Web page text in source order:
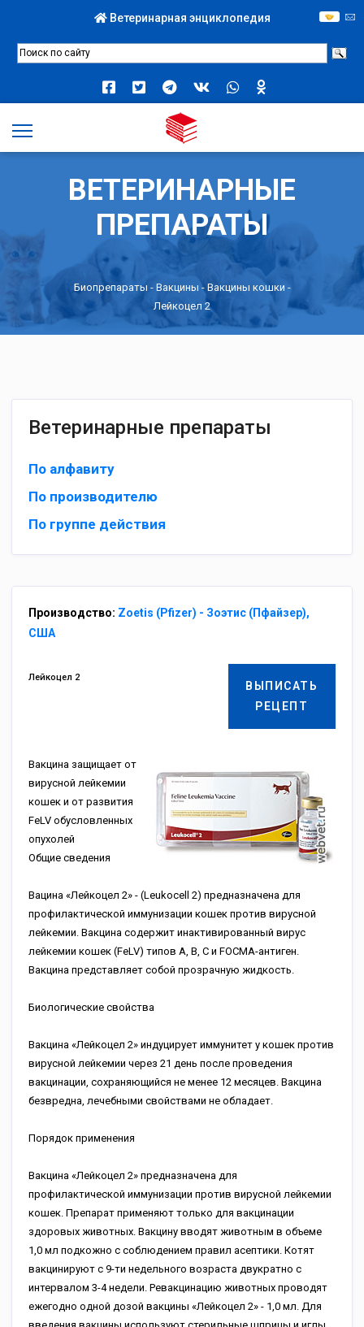
Ветеринарная энциклопедия
ВЕТЕРИНАРНЫЕ
ПРЕПАРАТЫ
Биопрепараты - Вакцины - Вакцины кошки -
Лейкоцел 2
Ветеринарные препараты
По алфавиту
По производителю
По группе действия
Производство: Zoetis (Pfizer) - Зоэтис (Пфайзер),
США
ВЫПИСАТЬ
РЕЦЕПТ
Лейкоцел 2
Вакцина защищает от
вирусной лейкемии
кошек и от развития
FeLV обусловленных
опухолей
Общие сведения
Вацина «Лейкоцел 2» - (Leukocell 2) предназначена для
профилактической иммунизации кошек против вирусной
лейкемии. Вакцина содержит инактивированный вирус
лейкемии кошек (FeLV) типов А, В, С и FOCMA-антиген.
Вакцина представляет собой прозрачную жидкость.
Биологические свойства
Вакцина «Лейкоцел 2» индуцирует иммунитет у кошек против
вирусной лейкемии через 21 день после проведения
вакцинации, сохраняющийся не менее 12 месяцев. Вакцина
безвредна, лечебными свойствами не обладает.
Порядок применения
Вакцина «Лейкоцел 2» предназначена для
профилактической иммунизации против вирусной лейкемии
кошек. Препарат применяют только для вакцинации
здоровых животных. Вакцину вводят животным в объеме
1,0 мл подкожно с соблюдением правил асептики. Котят
вакцинируют с 9-ти недельного возраста двукратно с
интервалом 3-4 недели. Ревакцинацию животных проводят
ежегодно одной дозой вакцины «Лейкоцел 2» - 1,0 мл. Для